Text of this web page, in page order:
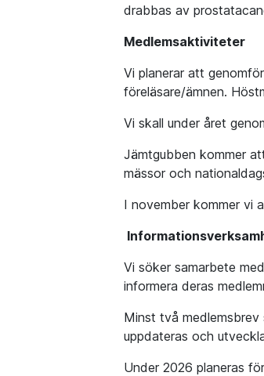
drabbas av
Medlemsaktiviteter
Vi planerar att
föreläsare/ämnen.
Vi skall under året
Jämtgubben kommer
mässor och
I november kommer vi
Vi söker samarbete
informera deras
Minst två medlemsbrev
uppdateras och
Under 2026 planeras